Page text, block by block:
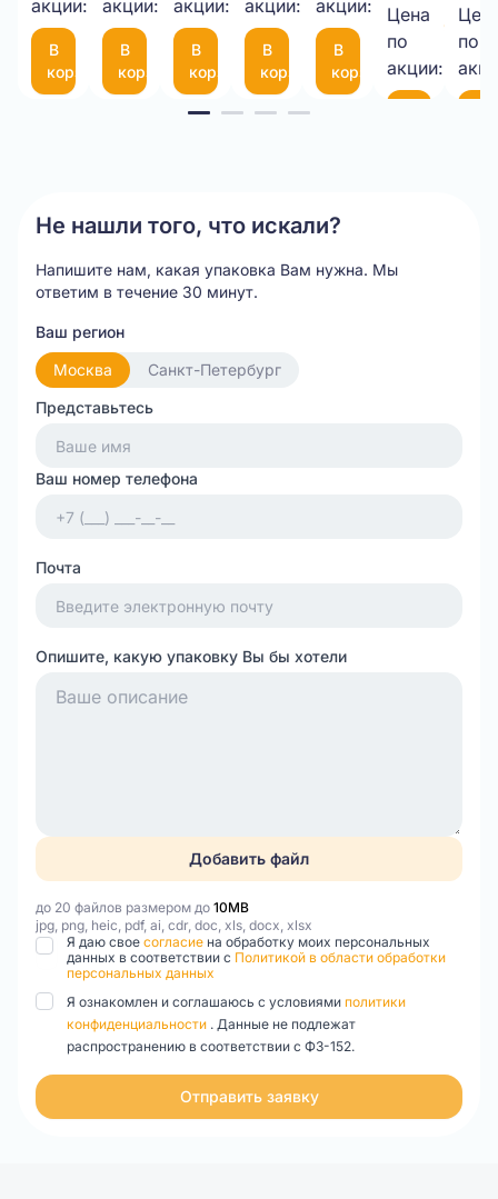
1050*25М
акции:
В
корзину
акции:
В
корзину
10-
75
(300*200мм)
акции:
В
корзину
мкм
акции:
В
корзину
с
фиксатором
35
см
акции:
В
корзину
Цена
по
акции:
9,00
шт.
по
Не нашли того, что искали?
Напишите нам, какая упаковка Вам нужна. Мы
ответим в течение 30 минут.
Ваш регион
Москва
Санкт-Петербург
Представьтесь
Ваш номер телефона
Почта
Опишите, какую упаковку Вы бы хотели
Добавить файл
до 20 файлов размером до 10MB
jpg, png, heic, pdf, ai, cdr, doc, xls, docx, xlsx
Я даю свое согласие на обработку моих персональных
данных в соответствии с Политикой в области обработки
персональных данных
Я ознакомлен и соглашаюсь с условиями политики
конфиденциальности . Данные не подлежат
распространению в соответствии с ФЗ-152.
Отправить заявку